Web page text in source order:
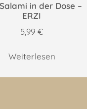
in der Dose –
ERZI
5,99 €
Weiterlesen